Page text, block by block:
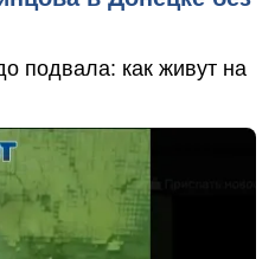
подвала: как живут на